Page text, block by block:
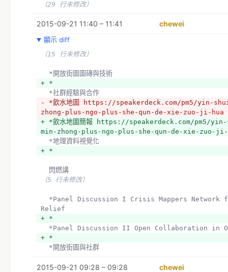
（29 行未修改）
2015-09-21 11:40 – 11:41 chewei
顯示 diff
（15 行未修改）
  *開放街圖圖磚與技術
+ *
  *社群經驗與合作
- *飲水地圖 https://speakerdeck.com/pm5/yin-
zhong-plus-ngo-plus-she-qun-de-xie-zuo-ji-hua
+ *飲水地圖簡報 https://speakerdeck.com/pm5/
min-zhong-plus-ngo-plus-she-qun-de-xie-zuo-ji-
  *地理資料視覺化
+ *
  閃燃講
（5 行未修改）
Relief
+ *
*Panel Discussion II Open Collaboration in
+ *
  *開放街圖與社群
bus-map
2015-09-21 09:28 – 09:28 chewei